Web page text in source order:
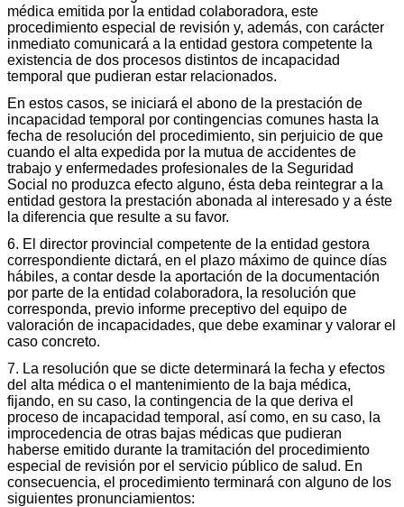
médica emitida por la entidad colaboradora, este
procedimiento especial de revisión y, además, con carácter
inmediato comunicará a la entidad gestora competente la
existencia de dos procesos distintos de incapacidad
temporal que pudieran estar relacionados.
En estos casos, se iniciará el abono de la prestación de
incapacidad temporal por contingencias comunes hasta la
fecha de resolución del procedimiento, sin perjuicio de que
cuando el alta expedida por la mutua de accidentes de
trabajo y enfermedades profesionales de la Seguridad
Social no produzca efecto alguno, ésta deba reintegrar a la
entidad gestora la prestación abonada al interesado y a éste
la diferencia que resulte a su favor.
6. El director provincial competente de la entidad gestora
correspondiente dictará, en el plazo máximo de quince días
hábiles, a contar desde la aportación de la documentación
por parte de la entidad colaboradora, la resolución que
corresponda, previo informe preceptivo del equipo de
valoración de incapacidades, que debe examinar y valorar el
caso concreto.
7. La resolución que se dicte determinará la fecha y efectos
del alta médica o el mantenimiento de la baja médica,
fijando, en su caso, la contingencia de la que deriva el
proceso de incapacidad temporal, así como, en su caso, la
improcedencia de otras bajas médicas que pudieran
haberse emitido durante la tramitación del procedimiento
especial de revisión por el servicio público de salud. En
consecuencia, el procedimiento terminará con alguno de los
siguientes pronunciamientos: